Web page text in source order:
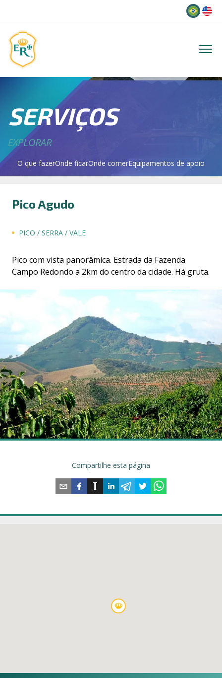
SERVIÇOS
EXPLORAR
O que fazerOnde ficarOnde comerEquipamentos de apoio
Pico Agudo
PICO / SERRA / VALE
Pico com vista panorâmica. Estrada da Fazenda
Campo Redondo a 2km do centro da cidade. Há gruta.
Compartilhe esta página